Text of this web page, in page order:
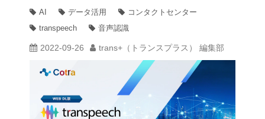
動画
trans-DXプロデューサー
AI データ活用
コンタクトセンター
transpeech
音声認識
2022-09-26 trans+（トランスプラス） 編集部